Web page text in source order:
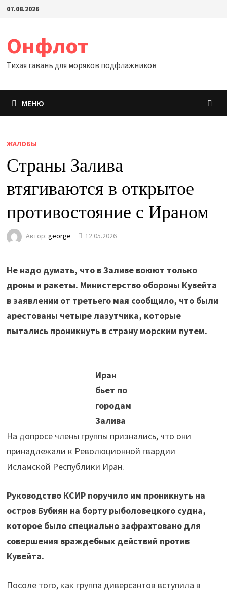
Перейти
07.08.2026
Онфлот
Тихая гавань для моряков подфлажников
МЕНЮ
ЖАЛОБЫ
Страны Залива
втягиваются в открытое
противостояние с Ираном
Автор: george 12.05.2026
Не надо думать, что в Заливе воюют только
дроны и ракеты. Министерство обороны Кувейта
в заявлении от третьего мая сообщило, что были
арестованы четыре лазутчика, которые
пытались проникнуть в страну морским путем.
Иран
бьет по
городам
Залива
На допросе члены группы признались, что они
принадлежали к Революционной гвардии
Исламской Республики Иран.
Руководство КСИР поручило им проникнуть на
остров Бубиян на борту рыболовецкого судна,
которое было специально зафрахтовано для
совершения враждебных действий против
Кувейта.
Посоле того, как группа диверсантов вступила в